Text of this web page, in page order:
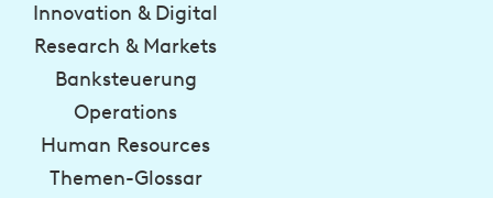
Innovation & Digital
Research & Markets
Banksteuerung
Operations
Human Resources
Themen-Glossar